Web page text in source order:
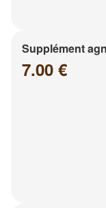
Supplément
7.00 €